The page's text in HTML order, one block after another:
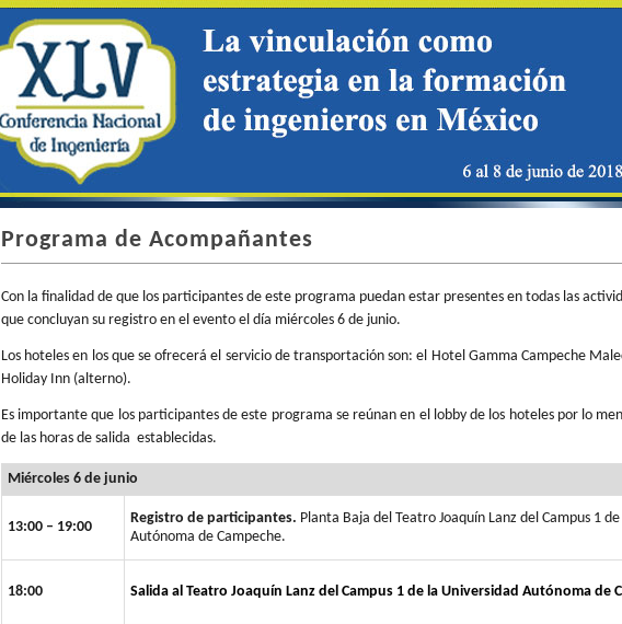
Programa de Acompañantes
Con la finalidad de que los participantes de este programa puedan estar presentes en todas las
que concluyan su registro en el evento el día miércoles 6 de junio.
Los hoteles en los que se ofrecerá el servicio de transportación son: el Hotel Gamma Campeche
Holiday Inn (alterno).
Es importante que los participantes de este programa se reúnan en el lobby de los hoteles por lo
de las horas de salida establecidas.
Miércoles 6 de junio
13:00 – 19:00
Registro de participantes. Planta Baja del Teatro Joaquín Lanz del Campus 1
Autónoma de Campeche.
18:00 Salida al Teatro Joaquín Lanz del Campus 1 de la Universidad Autónoma de